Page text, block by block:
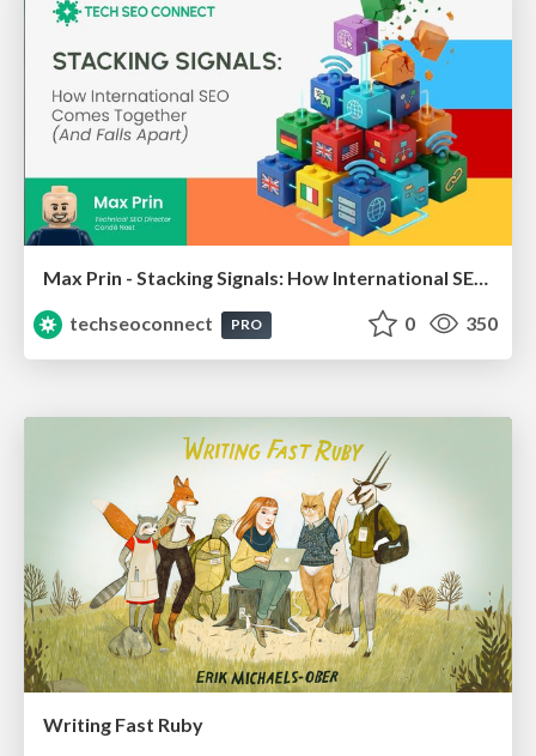
Max Prin - Stacking Signals: How International SEO Comes Together (And Falls Apart)
techseoconnect
PRO 0 350
Writing Fast Ruby